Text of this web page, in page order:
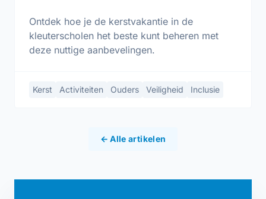
Ontdek hoe je de kerstvakantie in de
kleuterscholen het beste kunt beheren met
deze nuttige aanbevelingen.
Kerst Activiteiten Ouders Veiligheid Inclusie
← Alle artikelen